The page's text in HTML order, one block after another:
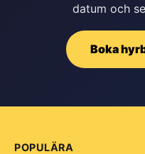
datum och
Boka
POPULÄRA